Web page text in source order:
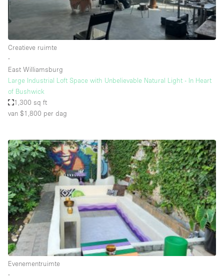
Advertentieruimte
Atelier / Werkplaats
Boetiek / Winkel
Boot
Container
Creatieve ruimte
Dak
Evenementruimte
Foto / Filmstudio
Galerie
Hal
Creatieve ruimte
∙
East Williamsburg
Large Industrial Loft Space with Unbelievable Natural Light - In Heart
of Bushwick
1,300 sq ft
van $1,800 per dag
Evenementruimte
∙